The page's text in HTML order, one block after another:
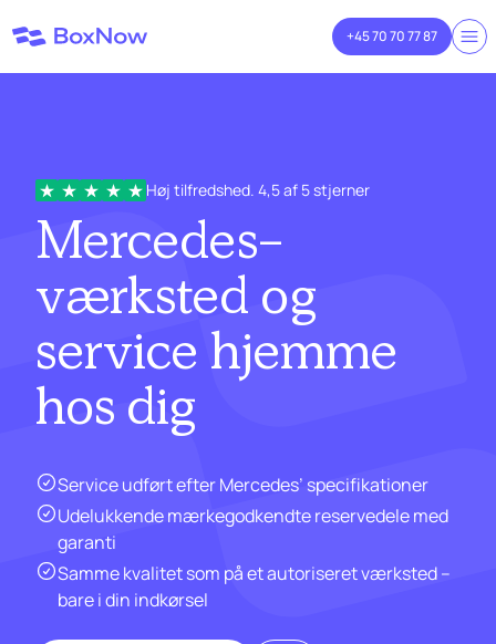
+45 70 70 77 87
Høj tilfredshed. 4,5 af 5 stjerner
Mercedes-
værksted og
service hjemme
hos dig
Service udført efter Mercedes’ specifikationer
Udelukkende mærkegodkendte reservedele med
garanti
Samme kvalitet som på et autoriseret værksted –
bare i din indkørsel